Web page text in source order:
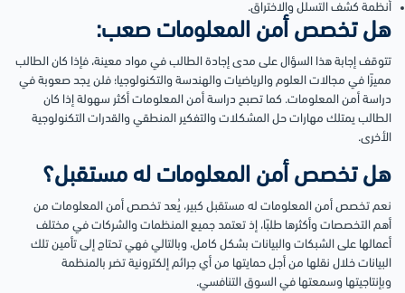
أنظمة كشف التسلل والاختراق.
هل تخصص أمن المعلومات صعب:
تتوقف إجابة هذا السؤال على مدى إجادة الطالب في مواد معينة، فإذا كان الطالب
مميزًا في مجالات العلوم والرياضيات والهندسة والتكنولوجيا؛ فلن يجد صعوبة في
دراسة أمن المعلومات. كما تصبح دراسة أمن المعلومات أكثر سهولة إذا كان
الطالب يمتلك مهارات حل المشكلات والتفكير المنطقي والقدرات التكنولوجية
الأخرى.
هل تخصص أمن المعلومات له مستقبل؟
نعم تخصص أمن المعلومات له مستقبل كبير، يُعد تخصص أمن المعلومات من
أهم التخصصات وأكثرها طلبًا، إذ تعتمد جميع المنظمات والشركات في مختلف
أعمالها على الشبكات والبيانات بشكل كامل، وبالتالي فهي تحتاج إلى تأمين تلك
البيانات خلال نقلها من أجل حمايتها من أي جرائم إلكترونية تضر بالمنظمة
وبإنتاجيتها وسمعتها في السوق التنافسي.